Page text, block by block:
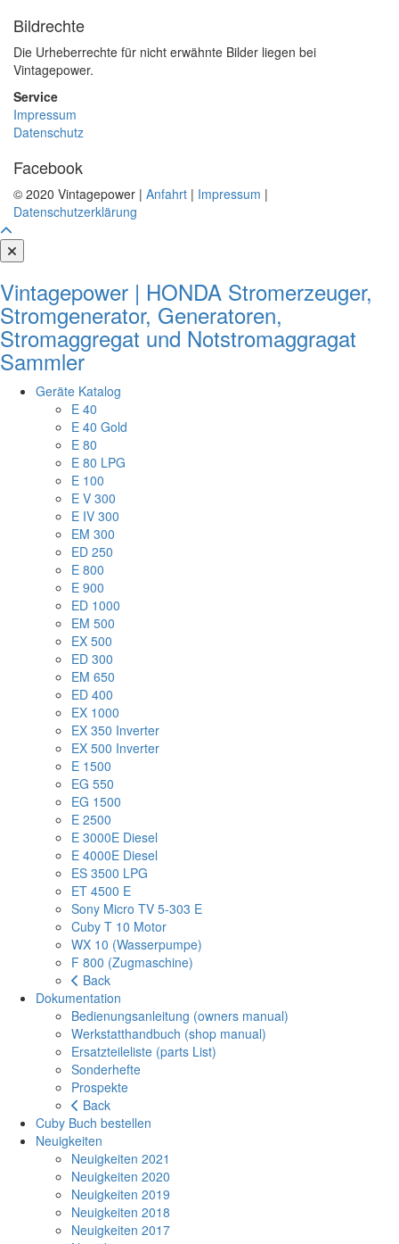
Bildrechte
Die Urheberrechte für nicht erwähnte Bilder liegen bei
Vintagepower.
Service
Impressum
Datenschutz
Facebook
© 2020 Vintagepower | Anfahrt | Impressum |
Datenschutzerklärung
Vintagepower | HONDA Stromerzeuger,
Stromgenerator, Generatoren,
Stromaggregat und Notstromaggragat
Sammler
Geräte Katalog
E 40
E 40 Gold
E 80
E 80 LPG
E 100
E V 300
E IV 300
EM 300
ED 250
E 800
E 900
ED 1000
EM 500
EX 500
ED 300
EM 650
ED 400
EX 1000
EX 350 Inverter
EX 500 Inverter
E 1500
EG 550
EG 1500
E 2500
E 3000E Diesel
E 4000E Diesel
ES 3500 LPG
ET 4500 E
Sony Micro TV 5-303 E
Cuby T 10 Motor
WX 10 (Wasserpumpe)
F 800 (Zugmaschine)
Back
Dokumentation
Bedienungsanleitung (owners manual)
Werkstatthandbuch (shop manual)
Ersatzteileliste (parts List)
Sonderhefte
Prospekte
Back
Cuby Buch bestellen
Neuigkeiten
Neuigkeiten 2021
Neuigkeiten 2020
Neuigkeiten 2019
Neuigkeiten 2018
Neuigkeiten 2017